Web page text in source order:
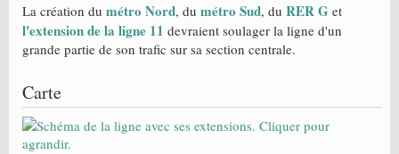
La création du métro Nord, du métro Sud, du RER G et
l'extension de la ligne 11 devraient soulager la ligne d'un
grande partie de son trafic sur sa section centrale.
Carte